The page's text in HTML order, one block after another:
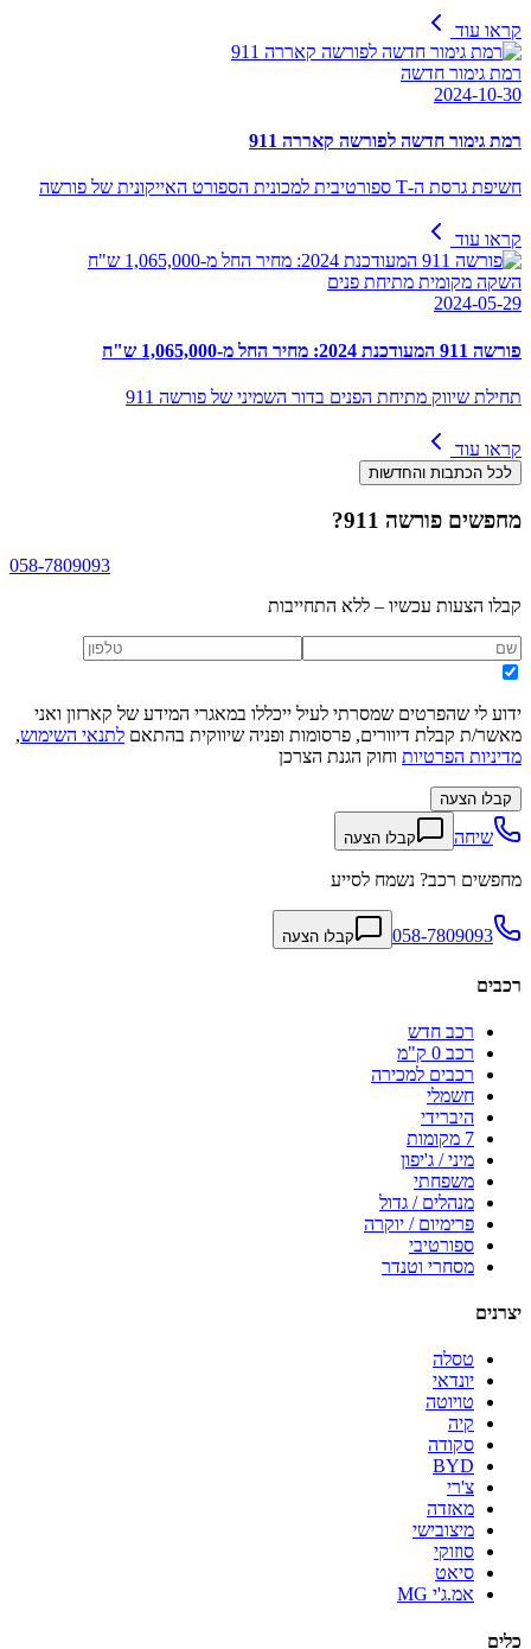
קראו עוד
רמת גימור חדשה
2024-10-30
רמת גימור חדשה לפורשה קאררה 911
חשיפת גרסת ה-T ספורטיבית למכונית הספורט האייקונית של פורשה
קראו עוד
השקה מקומית מתיחת פנים
2024-05-29
פורשה 911 המעודכנת 2024: מחיר החל מ-1,065,000 ש"ח
תחילת שיווק מתיחת הפנים בדור השמיני של פורשה 911
קראו עוד
לכל הכתבות והחדשות
מחפשים פורשה 911 ?
058-7809093
קבלו הצעות עכשיו – ללא התחייבות
ידוע לי שהפרטים שמסרתי לעיל ייכללו במאגרי המידע של קארזון ואני
מאשר/ת קבלת דיוורים, פרסומות ופניה שיווקית בהתאם לתנאי השימוש,
מדיניות הפרטיות וחוק הגנת הצרכן
קבלו הצעה
שיחה קבלו הצעה
מחפשים רכב? נשמח לסייע
058-7809093 קבלו הצעה
רכבים
רכב חדש
רכב 0 ק"מ
רכבים למכירה
חשמלי
היברידי
7 מקומות
מיני / ג'יפון
משפחתי
מנהלים / גדול
פרימיום / יוקרה
ספורטיבי
מסחרי וטנדר
יצרנים
טסלה
יונדאי
טויוטה
קיה
סקודה
BYD
צ'רי
מאזדה
מיצובישי
סוזוקי
סיאט
אמ.ג'י MG
כלים